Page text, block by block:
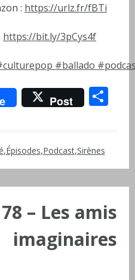
: https://urlz.fr/fBTi
https://bit.ly/3pCys4f
#ballado
Post
,Épisodes,Podcast,Sirènes
– Les amis
imaginaires